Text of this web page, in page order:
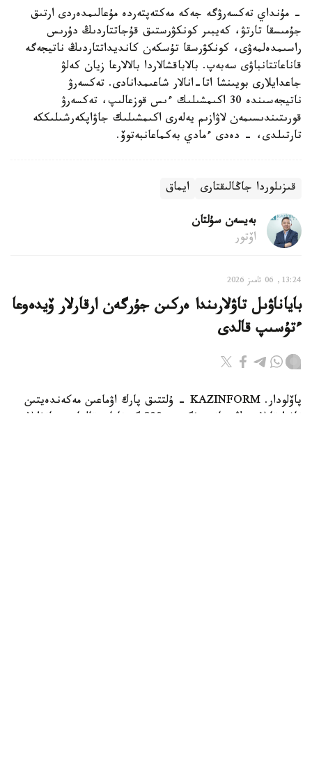
- مۇنداي تەكسەرۋگە جەكە مەكتەپتەردە مۇعالىمدەردى ارتىق
جۇمىسقا تارتۋ، كەيبىر كونكۋرستىق قۇجاتتاردىڭ دۇرىس
راسىمدەلمەۋى، كونكۋرسقا تۇسكەن كانديداتتاردىڭ ناتيجەگە
قاناعاتتانباۋى سەبەپ. بالاباقشالاردا بالالارعا زيان كەلۋ
جاعدايلارى بويىنشا اتا-انالار شاعىمدانادى. تەكسەرۋ
ناتيجەسىندە 30 اكىمشىلىك ءىس قوزعالىپ، تەكسەرۋ
قورىتىندىسىمەن لاۋازىم يەلەرى اكىمشىلىك جاۋاپكەرشىلىككە
تارتىلدى، - دەدى ءمادي بەكماعانبەتوۆ.
قىزىلوردا جاڭالىقتارى ايماق
بەيسەن سۇلتان
اۆتور
13:24, 06 تامىز 2026
باياناۋىل تاۋلارىندا ەركىن جۇرگەن ارقارلار ۆيدەوعا
ءتۇسىپ قالدى
پاۆلودار. KAZINFORM - ۇلتتىق پارك اۋماعىن مەكەندەيتىن
تاۋ ارقارلارىنىڭ سانى بۇگىندە 800 گە تاياپ قالعان. جانۋارلار